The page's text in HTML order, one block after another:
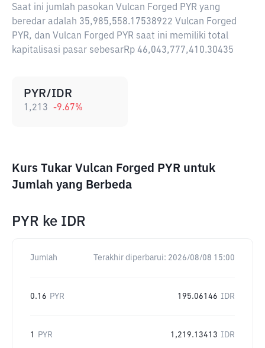
Saat ini jumlah pasokan Vulcan Forged PYR yang
beredar adalah 35,985,558.17538922 Vulcan Forged
PYR, dan Vulcan Forged PYR saat ini memiliki total
kapitalisasi pasar sebesarRp 46,043,777,410.30435
PYR/IDR
1,213 -9.67%
Kurs Tukar Vulcan Forged PYR untuk
Jumlah yang Berbeda
PYR ke IDR
Jumlah Terakhir diperbarui: 2026/08/08 15:00
0.16 PYR 195.06146 IDR
1 PYR 1,219.13413 IDR